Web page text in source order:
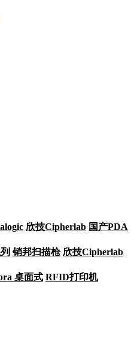
欣技Cipherlab 国产PDA
销邦扫描枪 欣技Cipherlab
桌面式 RFID打印机